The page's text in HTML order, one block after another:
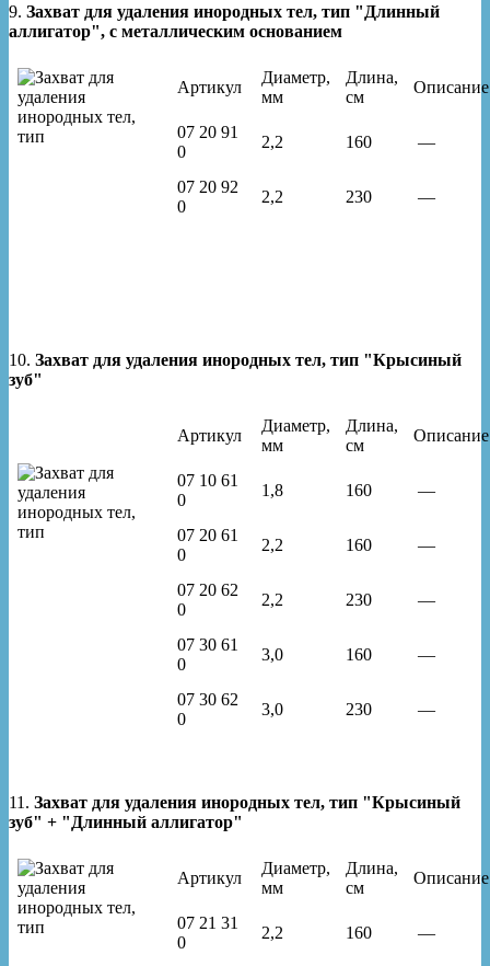
9. Захват для удаления инородных тел, тип "Длинный
аллигатор", с металлическим основанием
Артикул
Диаметр,
мм
Длина,
см
Описание
07 20 91
0
2,2 160 —
07 20 92
0
2,2 230 —
10. Захват для удаления инородных тел, тип "Крысиный
зуб"
Артикул
Диаметр,
мм
Длина,
см
Описание
07 10 61
0
1,8 160 —
07 20 61
0
2,2 160 —
07 20 62
0
2,2 230 —
07 30 61
0
3,0 160 —
07 30 62
0
3,0 230 —
11. Захват для удаления инородных тел, тип "Крысиный
зуб" + "Длинный аллигатор"
Артикул
Диаметр,
мм
Длина,
см
Описание
07 21 31
0
2,2 160 —